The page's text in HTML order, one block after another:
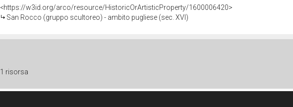
<https://w3id.org/arco/resource/HistoricOrArtisticProperty/1600006420>
San Rocco (gruppo scultoreo) - ambito pugliese (sec. XVI)
1 risorsa